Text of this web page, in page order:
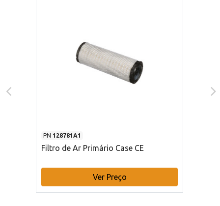
PN 128781A1
Filtro de Ar Primário Case CE
Ver Preço